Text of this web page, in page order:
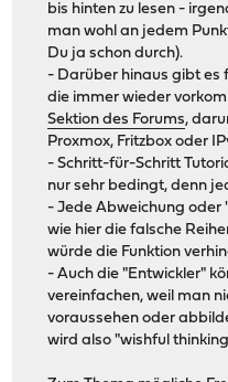
bis hinten zu lesen -
man wohl an jedem
Du ja schon durch).
- Darüber hinaus gibt es
die immer wieder
Sektion des Forums,
Proxmox, Fritzbox oder
- Schritt-für-Schritt
nur sehr bedingt, denn
- Jede Abweichung oder
wie hier die falsche
würde die Funktion
- Auch die "Entwickler"
vereinfachen, weil man
voraussehen oder
wird also "wishful